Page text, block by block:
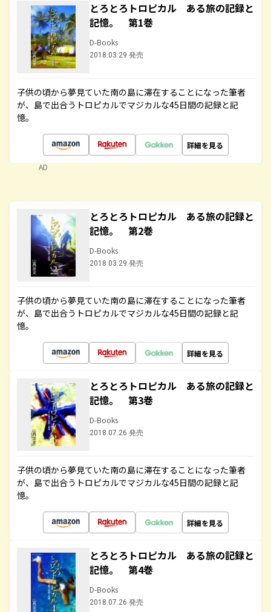
とろとろトロピカル ある旅の記録と
記憶。 第1巻
D-Books
2018.03.29 発売
子供の頃から夢見ていた南の島に滞在することになった筆者
が、島で出合うトロピカルでマジカルな45日間の記録と記
憶。
詳細を見る
AD
とろとろトロピカル ある旅の記録と
記憶。 第2巻
D-Books
2018.03.29 発売
子供の頃から夢見ていた南の島に滞在することになった筆者
が、島で出合うトロピカルでマジカルな45日間の記録と記
憶。
詳細を見る
とろとろトロピカル ある旅の記録と
記憶。 第3巻
D-Books
2018.07.26 発売
子供の頃から夢見ていた南の島に滞在することになった筆者
が、島で出合うトロピカルでマジカルな45日間の記録と記
憶。
詳細を見る
とろとろトロピカル ある旅の記録と
記憶。 第4巻
D-Books
2018.07.26 発売